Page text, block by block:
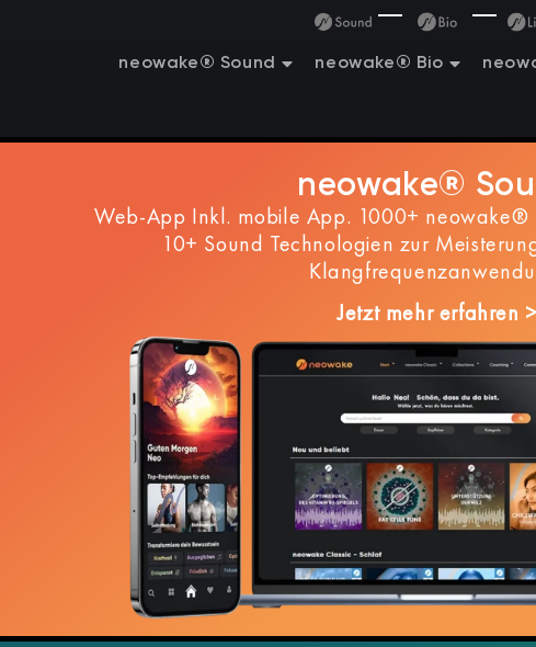
neowake® Sound neowake® Bio
neowake®
Web-App Inkl. mobile App. 1000+ neowake®
10+ Sound Technologien zur
Jetzt mehr erfahren >